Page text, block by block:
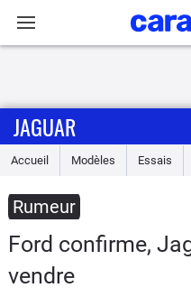
Accueil
Essais
Guide
d'achat
JAGUAR
Accueil Modèles Essais
Rumeur
Ford confirme,
vendre